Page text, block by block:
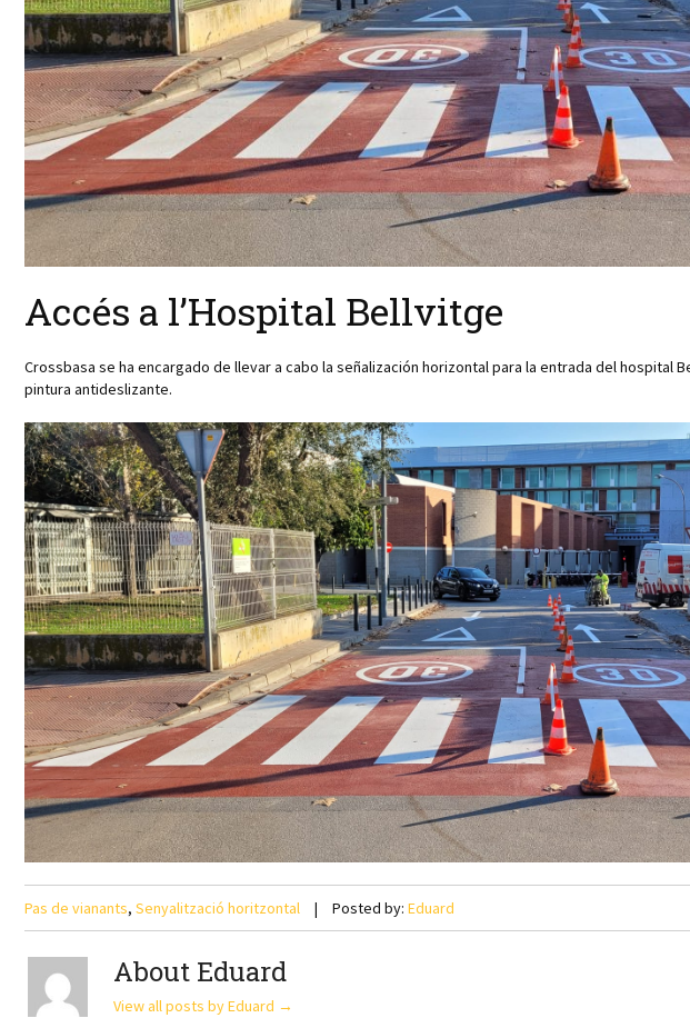
Accés a l’Hospital Bellvitge
Crossbasa se ha encargado de llevar a cabo la señalización horizontalpara la entrada del hospital
pintura antideslizante.
Pas de vianants, Senyalització horitzontal Posted by: Eduard
About Eduard
View all posts by Eduard →